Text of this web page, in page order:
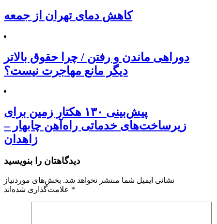
کاهش دمای تهران از جمعه
دوراهی ماندن و رفتن / چرا حقوق بالاتر
دیگر مانع مهاجرت نیست؟
پیش‌بینی ۱۳۰ هکتار زمین برای
زیرساخت‌های خدماتی راه‌آهن چابهار –
زاهدان
دیدگاهتان را بنویسید
نشانی ایمیل شما منتشر نخواهد شد. بخش‌های موردنیاز
*